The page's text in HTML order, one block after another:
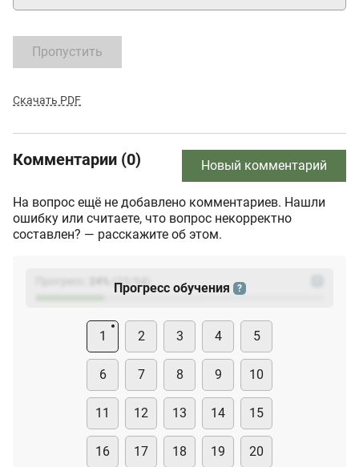
Пропустить
Скачать PDF
Комментарии (0) Новый комментарий
На вопрос ещё не добавлено комментариев. Нашли
ошибку или считаете, что вопрос некорректно
составлен? — расскажите об этом.
(23
Прогресс обучения ?
1 2 3 4 5
6 7 8 9 10
11 12 13 14 15
16 17 18 19 20